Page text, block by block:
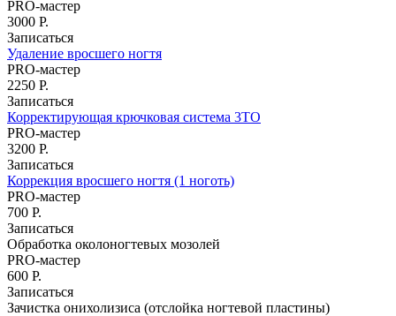
Лазерная эпиляция спины
Наращивание ресниц
Брови
Окрашивание бровей
Коррекция фигуры
PRO-мастер
3000 Р.
Записаться
Удаление вросшего ногтя
PRO-мастер
2250 Р.
Записаться
Корректирующая крючковая система 3ТО
PRO-мастер
3200 Р.
Записаться
Коррекция вросшего ногтя (1 ноготь)
PRO-мастер
700 Р.
Записаться
Обработка околоногтевых мозолей
PRO-мастер
600 Р.
Записаться
Зачистка онихолизиса (отслойка ногтевой пластины)